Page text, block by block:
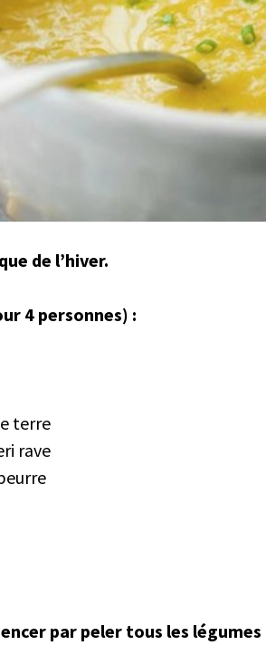
de l’hiver.
4 personnes) :
terre
rave
par peler tous les légumes